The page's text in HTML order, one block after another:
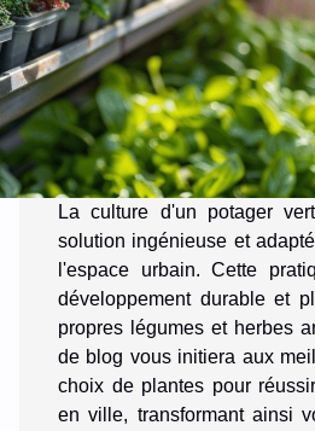
La culture d'un potager
solution ingénieuse et
l'espace urbain. Cette
développement durable et
propres légumes et herbes
de blog vous initiera aux
choix de plantes pour
en ville, transformant ainsi